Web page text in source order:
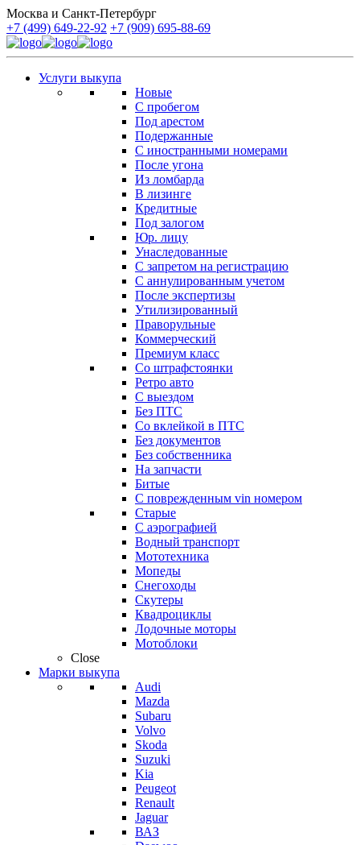
Москва и Санкт-Петербург
+7 (499) 649-22-92 +7 (909) 695-88-69
Услуги выкупа
Новые
С пробегом
Под арестом
Подержанные
С иностранными номерами
После угона
Из ломбарда
В лизинге
Кредитные
Под залогом
Юр. лицу
Унаследованные
С запретом на регистрацию
С аннулированным учетом
После экспертизы
Утилизированный
Праворульные
Коммерческий
Премиум класс
Со штрафстоянки
Ретро авто
С выездом
Без ПТС
Со вклейкой в ПТС
Без документов
Без собственника
На запчасти
Битые
С поврежденным vin номером
Старые
С аэрографией
Водный транспорт
Мототехника
Мопеды
Снегоходы
Скутеры
Квадроциклы
Лодочные моторы
Мотоблоки
Close
Марки выкупа
Audi
Mazda
Subaru
Volvo
Skoda
Suzuki
Kia
Peugeot
Renault
Jaguar
ВАЗ